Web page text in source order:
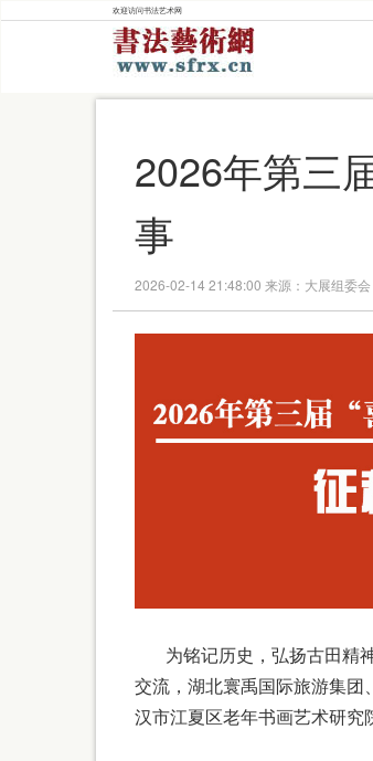
欢迎访问书法艺术网
2026年第三
事
2026-02-14 21:48:00 来源：大展组委会
为铭记历史，弘扬古田精
交流，湖北寰禹国际旅游集
汉市江夏区老年书画艺术研究